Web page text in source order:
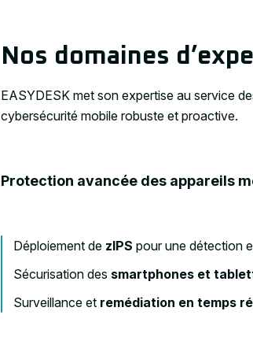
Nos domaines
EASYDESK met son expertise au service
cybersécurité mobile robuste et proactive.
Protection avancée des appareils
Déploiement de zIPS pour une détection
Sécurisation des smartphones et
Surveillance et remédiation en temps